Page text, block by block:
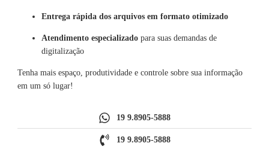
Entrega rápida dos arquivos em formato otimizado
Atendimento especializadopara suas demandas de
digitalização
Tenha mais espaço, produtividade e controle sobre sua informação
em um só lugar!
19 9.8905-5888
19 9.8905-5888